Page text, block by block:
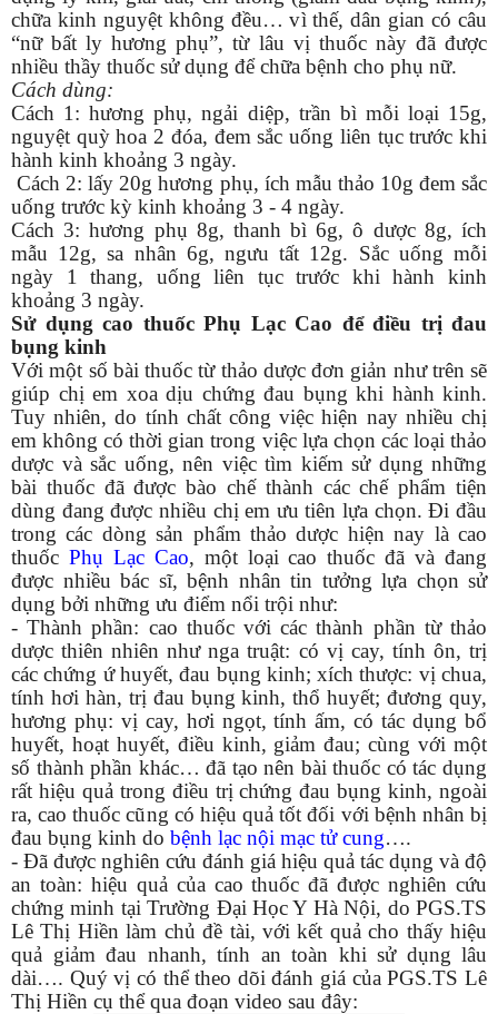
chữa kinh nguyệt không đều… vì thế, dân gian có câu
“nữ bất ly hương phụ”, từ lâu vị thuốc này đã được
nhiều thầy thuốc sử dụng để chữa bệnh cho phụ nữ.
Cách dùng:
Cách 1: hương phụ, ngải diệp, trần bì mỗi loại 15g,
nguyệt quỳ hoa 2 đóa, đem sắc uống liên tục trước khi
hành kinh khoảng 3 ngày.
Cách 2: lấy 20g hương phụ, ích mẫu thảo 10g đem sắc
uống trước kỳ kinh khoảng 3 - 4 ngày.
Cách 3: hương phụ 8g, thanh bì 6g, ô dược 8g, ích
mẫu 12g, sa nhân 6g, ngưu tất 12g. Sắc uống mỗi
ngày 1 thang, uống liên tục trước khi hành kinh
khoảng 3 ngày.
Sử dụng cao thuốc Phụ Lạc Cao để điều trị đau
bụng kinh
Với một số bài thuốc từ thảo dược đơn giản như trên sẽ
giúp chị em xoa dịu chứng đau bụng khi hành kinh.
Tuy nhiên, do tính chất công việc hiện nay nhiều chị
em không có thời gian trong việc lựa chọn các loại thảo
dược và sắc uống, nên việc tìm kiếm sử dụng những
bài thuốc đã được bào chế thành các chế phẩm tiện
dùng đang được nhiều chị em ưu tiên lựa chọn. Đi đầu
trong các dòng sản phẩm thảo dược hiện nay là cao
thuốc Phụ Lạc Cao, một loại cao thuốc đã và đang
được nhiều bác sĩ, bệnh nhân tin tưởng lựa chọn sử
dụng bởi những ưu điểm nổi trội như:
- Thành phần: cao thuốc với các thành phần từ thảo
dược thiên nhiên như nga truật: có vị cay, tính ôn, trị
các chứng ứ huyết, đau bụng kinh; xích thược: vị chua,
tính hơi hàn, trị đau bụng kinh, thổ huyết; đương quy,
hương phụ: vị cay, hơi ngọt, tính ấm, có tác dụng bổ
huyết, hoạt huyết, điều kinh, giảm đau; cùng với một
số thành phần khác… đã tạo nên bài thuốc có tác dụng
rất hiệu quả trong điều trị chứng đau bụng kinh, ngoài
ra, cao thuốc cũng có hiệu quả tốt đối với bệnh nhân bị
đau bụng kinh do bệnh lạc nội mạc tử cung….
- Đã được nghiên cứu đánh giá hiệu quả tác dụng và độ
an toàn: hiệu quả của cao thuốc đã được nghiên cứu
chứng minh tại Trường Đại Học Y Hà Nội, do PGS.TS
Lê Thị Hiền làm chủ đề tài, với kết quả cho thấy hiệu
quả giảm đau nhanh, tính an toàn khi sử dụng lâu
dài…. Quý vị có thể theo dõi đánh giá của PGS.TS Lê
Thị Hiền cụ thể qua đoạn video sau đây: